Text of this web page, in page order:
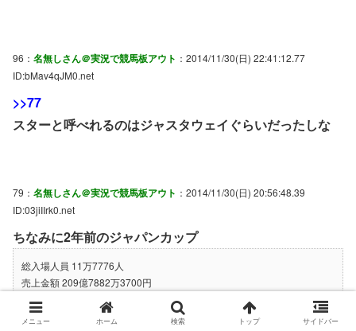
96： 名無しさん＠実況で競馬板アウト ：2014/11/30(日) 22:41:12.77
ID:bMav4qJM0.net
>>77
スターと呼べれるのはジャスタウェイぐらいだったしな
79： 名無しさん＠実況で競馬板アウト ：2014/11/30(日) 20:56:48.39
ID:03jiIIrk0.net
ちなみに2年前のジャパンカップ
総入場人員 11万7776人
売上金額 209億7882万3700円
ソース
http://www.jra.go.jp/datafile/seiseki/report/2012/2012-5tokyo8.pdf
メニュー ホーム 検索 トップ サイドバー